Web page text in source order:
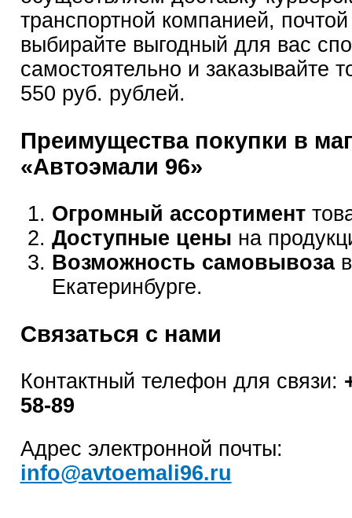
транспортной компанией,
выбирайте выгодный для вас
самостоятельно и заказывайте
550 руб. рублей.
Преимущества покупки в
«Автоэмали 96»
Огромный ассортимент
Доступные цены на
Возможность самовывозав
Екатеринбурге.
Связаться с нами
Контактный телефон для связи:
58-89
Адрес электронной почты:
info@avtoemali96.ru